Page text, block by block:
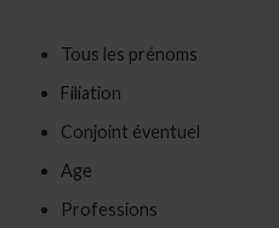
Tous les prénoms
Filiation
Conjoint éventuel
Age
Professions